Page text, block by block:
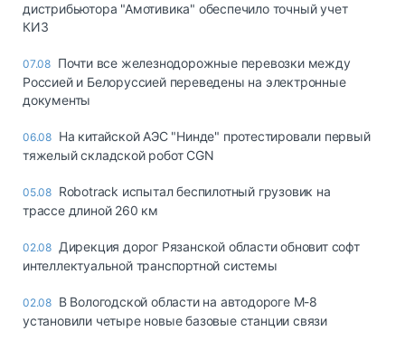
дистрибьютора "Амотивика" обеспечило точный учет
КИЗ
07.08 Почти все железнодорожные перевозки между
Россией и Белоруссией переведены на электронные
документы
06.08 На китайской АЭС "Нинде" протестировали первый
тяжелый складской робот CGN
05.08 Robotrack испытал беспилотный грузовик на
трассе длиной 260 км
02.08 Дирекция дорог Рязанской области обновит софт
интеллектуальной транспортной системы
02.08 В Вологодской области на автодороге М-8
установили четыре новые базовые станции связи